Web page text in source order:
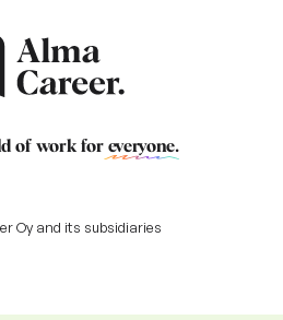
of work for everyone.
Oy and its subsidiaries